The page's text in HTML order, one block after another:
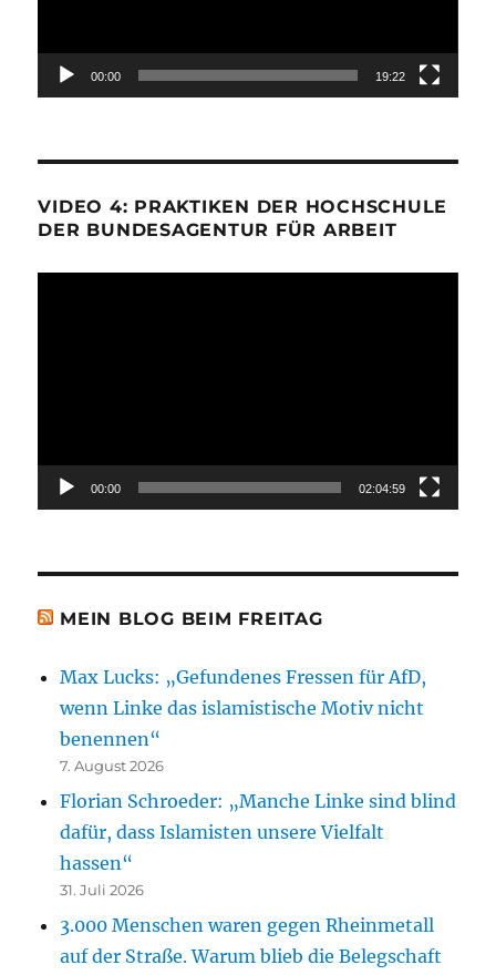
00:00 19:22
VIDEO 4: PRAKTIKEN DER HOCHSCHULE
DER BUNDESAGENTUR FÜR ARBEIT
00:00 02:04:59
MEIN BLOG BEIM FREITAG
Max Lucks: „Gefundenes Fressen für AfD,
wenn Linke das islamistische Motiv nicht
benennen“
7. August 2026
Florian Schroeder: „Manche Linke sind blind
dafür, dass Islamisten unsere Vielfalt
hassen“
31. Juli 2026
3.000 Menschen waren gegen Rheinmetall
auf der Straße. Warum blieb die Belegschaft